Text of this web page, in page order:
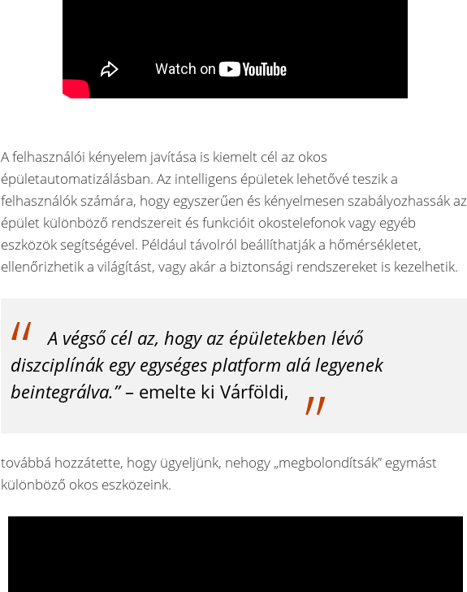
A felhasználói kényelem javítása is kiemelt cél az okos
épületautomatizálásban. Az intelligens épületek lehetővé teszik a
felhasználók számára, hogy egyszerűen és kényelmesen szabályozhassák az
épület különböző rendszereit és funkcióit okostelefonok vagy egyéb
eszközök segítségével. Például távolról beállíthatják a hőmérsékletet,
ellenőrizhetik a világítást, vagy akár a biztonsági rendszereket is kezelhetik.
A végső cél az, hogy az épületekben lévő
diszciplínák egy egységes platform alá legyenek
beintegrálva.”– emelte ki Várföldi,
továbbá hozzátette, hogy ügyeljünk, nehogy „megbolondítsák” egymást
különböző okos eszközeink.